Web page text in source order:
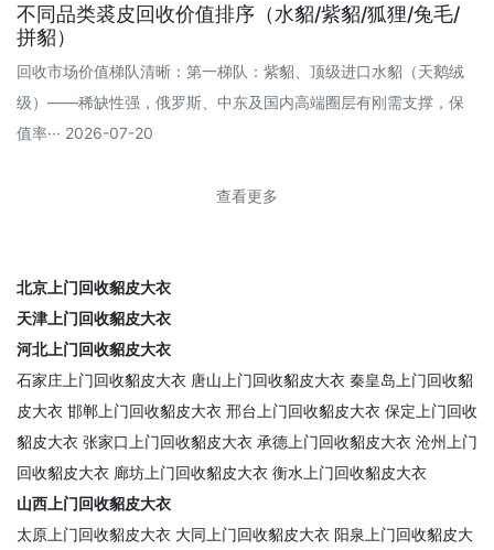
不同品类裘皮回收价值排序（水貂/紫貂/狐狸/兔毛/
拼貂）
回收市场价值梯队清晰：第一梯队：紫貂、顶级进口水貂（天鹅绒
级）——稀缺性强，俄罗斯、中东及国内高端圈层有刚需支撑，保
值率··· 2026-07-20
查看更多
北京上门回收貂皮大衣
天津上门回收貂皮大衣
河北上门回收貂皮大衣
石家庄上门回收貂皮大衣 唐山上门回收貂皮大衣 秦皇岛上门回收貂
皮大衣 邯郸上门回收貂皮大衣 邢台上门回收貂皮大衣 保定上门回收
貂皮大衣 张家口上门回收貂皮大衣 承德上门回收貂皮大衣 沧州上门
回收貂皮大衣 廊坊上门回收貂皮大衣 衡水上门回收貂皮大衣
山西上门回收貂皮大衣
太原上门回收貂皮大衣 大同上门回收貂皮大衣 阳泉上门回收貂皮大